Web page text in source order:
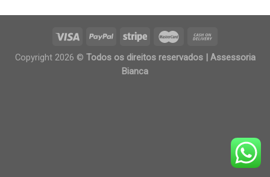
Copyright 2026 © Todos os direitos reservados | Assessoria
Bianca